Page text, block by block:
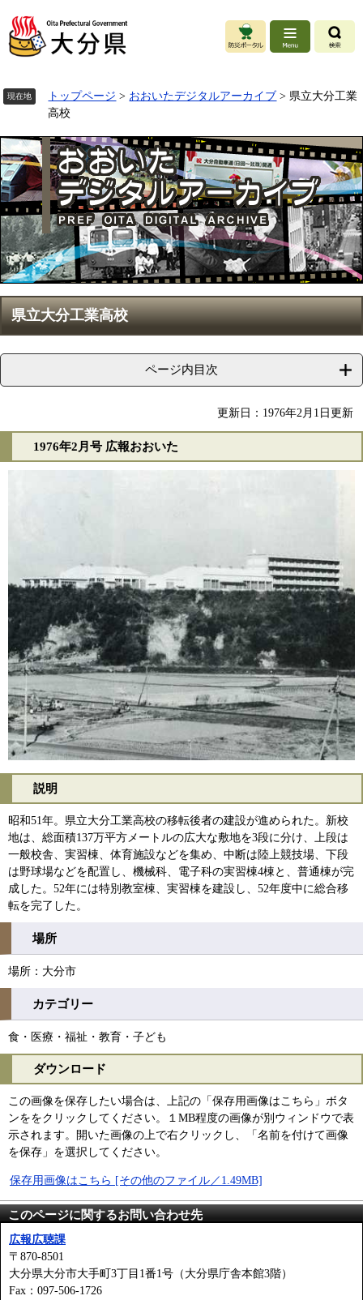
ジ
頭
。
現在地 トップページ > おおいたデジタルアーカイブ > 県立大分工業
高校
本
文県立大分工業高校
ページ内目次
更新日：1976年2月1日更新
1976年2月号 広報おおいた
説明
昭和51年。県立大分工業高校の移転後者の建設が進められた。新校
地は、総面積137万平方メートルの広大な敷地を3段に分け、上段は
一般校舎、実習棟、体育施設などを集め、中断は陸上競技場、下段
は野球場などを配置し、機械科、電子科の実習棟4棟と、普通棟が完
成した。52年には特別教室棟、実習棟を建設し、52年度中に総合移
転を完了した。
場所
場所：大分市
カテゴリー
食・医療・福祉・教育・子ども
ダウンロード
この画像を保存したい場合は、上記の「保存用画像はこちら」ボタ
ンををクリックしてください。１MB程度の画像が別ウィンドウで表
示されます。開いた画像の上で右クリックし、「名前を付けて画像
を保存」を選択してください。
保存用画像はこちら [その他のファイル／1.49MB]
このページに関するお問い合わせ先
広報広聴課
〒870-8501
大分県大分市大手町3丁目1番1号（大分県庁舎本館3階）
Fax：097-506-1726